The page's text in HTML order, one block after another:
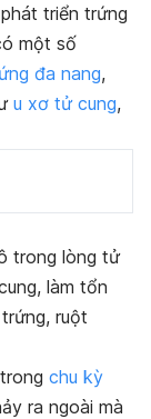
triển trứng
một số
đa nang,
u xơ tử cung,
trong lòng tử
làm tổn
ruột
chu kỳ
ra ngoài mà